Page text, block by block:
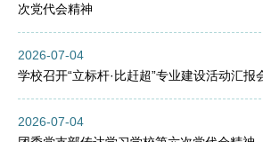
次党代会精神
2026-07-04
学校召开“立标杆·比赶超”专业建设活动汇报
2026-07-04